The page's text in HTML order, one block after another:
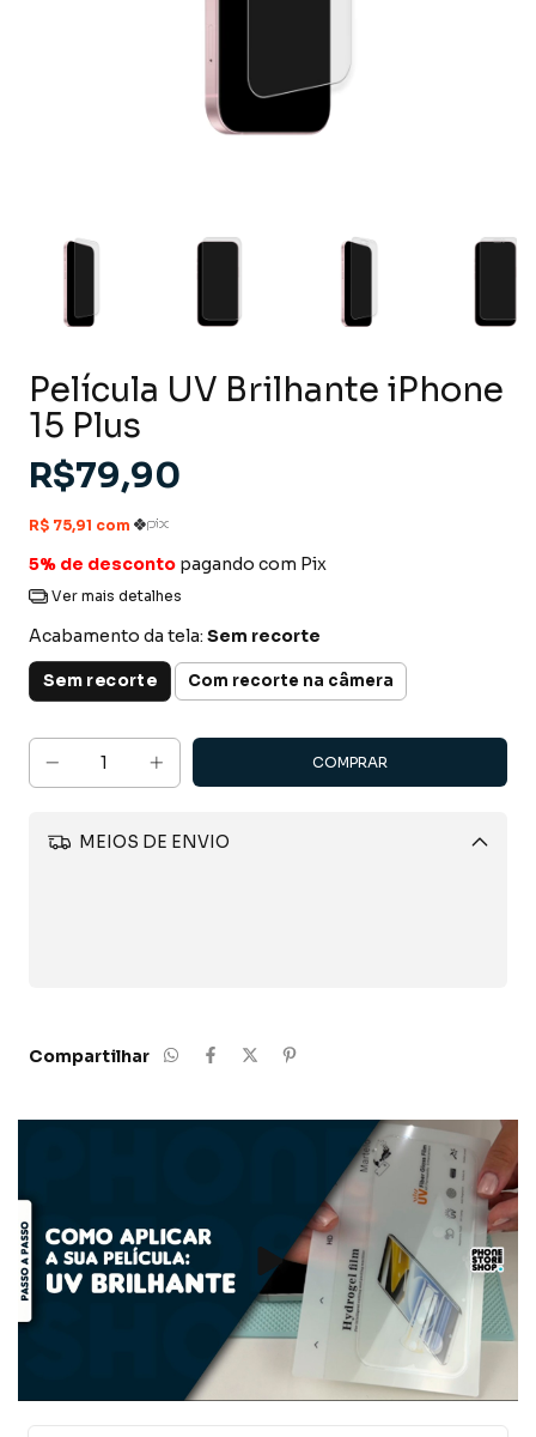
Película UV Brilhante iPhone
15 Plus
R$79,90
5% de desconto pagando com Pix
Ver mais detalhes
Acabamento da tela: Sem recorte
Sem recorte Com recorte na câmera
MEIOS DE ENVIO
Compartilhar